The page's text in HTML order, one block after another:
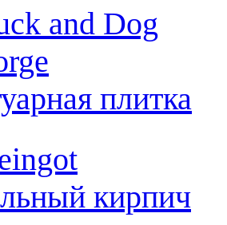
and Dog
плитка
кирпич